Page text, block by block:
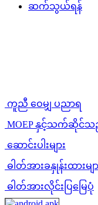
ဆက်သွယ်ရန်
ကူညီ ဝေမျှ ပညာရ
MOEP နှင့်သက်ဆိုင်သ
ဆောင်းပါးများ
ဓါတ်အားခနှုန်းထားမ
ဓါတ်အားလိုင်းပြမြေပုံ